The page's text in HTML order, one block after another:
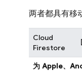
两者都具有移
Cloud
Firestore
为 Apple、